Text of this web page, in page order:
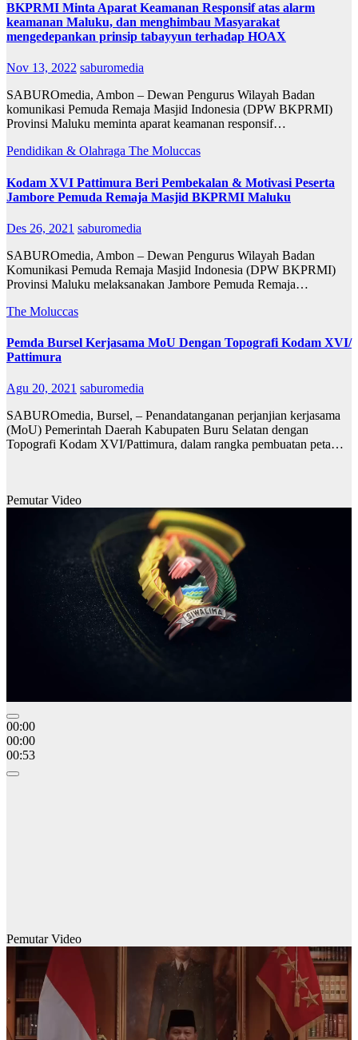
BKPRMI Minta Aparat Keamanan Responsif atas alarm
keamanan Maluku, dan menghimbau Masyarakat
mengedepankan prinsip tabayyun terhadap HOAX
Nov 13, 2022 saburomedia
SABUROmedia, Ambon – Dewan Pengurus Wilayah Badan
komunikasi Pemuda Remaja Masjid Indonesia (DPW BKPRMI)
Provinsi Maluku meminta aparat keamanan responsif…
Pendidikan & Olahraga The Moluccas
Kodam XVI Pattimura Beri Pembekalan & Motivasi Peserta
Jambore Pemuda Remaja Masjid BKPRMI Maluku
Des 26, 2021 saburomedia
SABUROmedia, Ambon – Dewan Pengurus Wilayah Badan
Komunikasi Pemuda Remaja Masjid Indonesia (DPW BKPRMI)
Provinsi Maluku melaksanakan Jambore Pemuda Remaja…
The Moluccas
Pemda Bursel Kerjasama MoU Dengan Topografi Kodam XVI/
Pattimura
Agu 20, 2021 saburomedia
SABUROmedia, Bursel, – Penandatanganan perjanjian kerjasama
(MoU) Pemerintah Daerah Kabupaten Buru Selatan dengan
Topografi Kodam XVI/Pattimura, dalam rangka pembuatan peta…
Pemutar Video
00:00
00:00
00:53
Pemutar Video